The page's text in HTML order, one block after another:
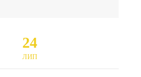
24
ЛИП